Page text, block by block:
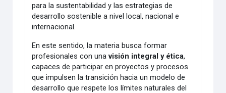
para la sustentabilidad y las estrategias de
desarrollo sostenible a nivel local, nacional e
internacional.
En este sentido, la materia busca formar
profesionales con unavisión integral y ética,
capaces de participar en proyectos y procesos
que impulsen la transición hacia un modelo de
desarrollo que respete los límites naturales del